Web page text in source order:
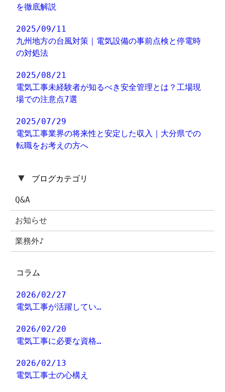
を徹底解説
2025/09/11
九州地方の台風対策｜電気設備の事前点検と停電時
の対処法
2025/08/21
電気工事未経験者が知るべき安全管理とは？工場現
場での注意点7選
2025/07/29
電気工事業界の将来性と安定した収入｜大分県での
転職をお考えの方へ
▼ ブログカテゴリ
Q&A
お知らせ
業務外♪
コラム
2026/02/27
電気工事が活躍してい…
2026/02/20
電気工事に必要な資格…
2026/02/13
電気工事士の心構え